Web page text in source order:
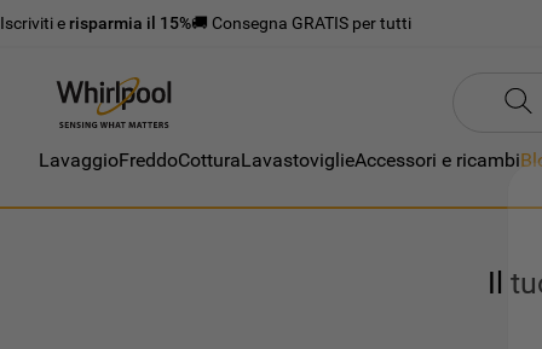
Iscriviti e risparmia il 15%🚚 Consegna GRATIS per tutti
LavaggioFreddoCotturaLavastoviglieAccessori e ricambi
Il